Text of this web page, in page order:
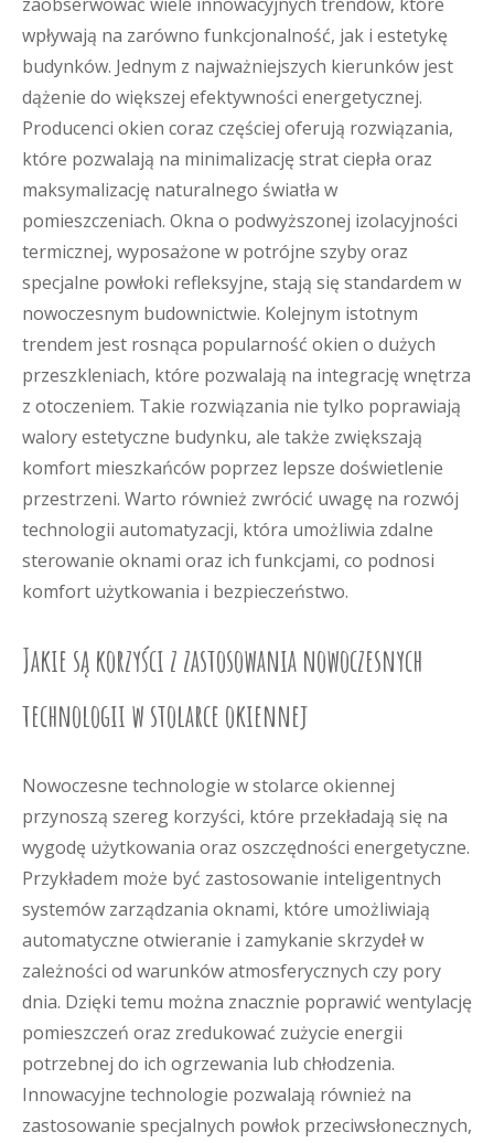
wpływają na zarówno funkcjonalność, jak i estetykę
budynków. Jednym z najważniejszych kierunków jest
dążenie do większej efektywności energetycznej.
Producenci okien coraz częściej oferują rozwiązania,
które pozwalają na minimalizację strat ciepła oraz
maksymalizację naturalnego światła w
pomieszczeniach. Okna o podwyższonej izolacyjności
termicznej, wyposażone w potrójne szyby oraz
specjalne powłoki refleksyjne, stają się standardem w
nowoczesnym budownictwie. Kolejnym istotnym
trendem jest rosnąca popularność okien o dużych
przeszkleniach, które pozwalają na integrację wnętrza
z otoczeniem. Takie rozwiązania nie tylko poprawiają
walory estetyczne budynku, ale także zwiększają
komfort mieszkańców poprzez lepsze doświetlenie
przestrzeni. Warto również zwrócić uwagę na rozwój
technologii automatyzacji, która umożliwia zdalne
sterowanie oknami oraz ich funkcjami, co podnosi
komfort użytkowania i bezpieczeństwo.
Jakie są korzyści z zastosowania nowoczesnych
technologii w stolarce okiennej
Nowoczesne technologie w stolarce okiennej
przynoszą szereg korzyści, które przekładają się na
wygodę użytkowania oraz oszczędności energetyczne.
Przykładem może być zastosowanie inteligentnych
systemów zarządzania oknami, które umożliwiają
automatyczne otwieranie i zamykanie skrzydeł w
zależności od warunków atmosferycznych czy pory
dnia. Dzięki temu można znacznie poprawić wentylację
pomieszczeń oraz zredukować zużycie energii
potrzebnej do ich ogrzewania lub chłodzenia.
Innowacyjne technologie pozwalają również na
zastosowanie specjalnych powłok przeciwsłonecznych,